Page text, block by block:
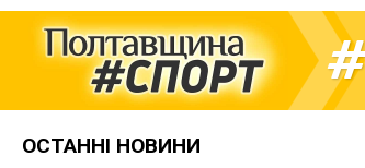
ОСТАННІ НОВИНИ